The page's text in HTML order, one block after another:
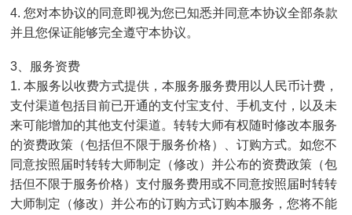
4. 您对本协议的同意即视为您已知悉并同意本协议全部条款
并且您保证能够完全遵守本协议。
3、服务资费
1. 本服务以收费方式提供，本服务服务费用以人民币计费，
支付渠道包括目前已开通的支付宝支付、手机支付，以及未
来可能增加的其他支付渠道。转转大师有权随时修改本服务
的资费政策（包括但不限于服务价格）、订购方式。如您不
同意按照届时转转大师制定（修改）并公布的资费政策（包
括但不限于服务价格）支付服务费用或不同意按照届时转转
大师制定（修改）并公布的订购方式订购本服务，您将不能